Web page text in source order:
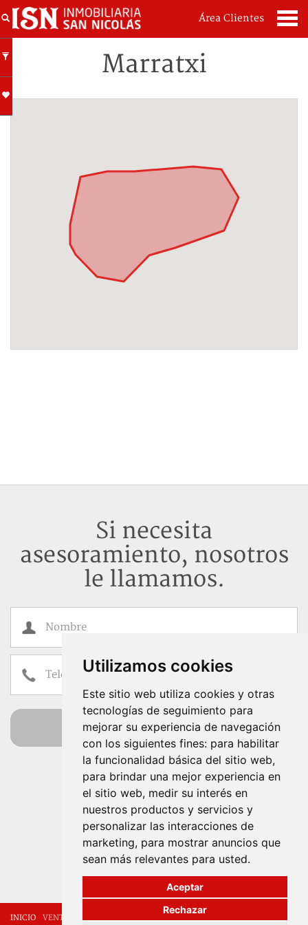
Utilizamos cookies
Este sitio web utiliza cookies y otras
tecnologías de seguimiento para
mejorar su experiencia de navegación
con los siguientes fines: para habilitar
la funcionalidad básica del sitio web,
para brindar una mejor experiencia en
el sitio web, medir su interés en
nuestros productos y servicios y
personalizar las interacciones de
marketing, para mostrar anuncios que
sean más relevantes para usted.
Aceptar
Rechazar
Área Clientes
Marratxi
Si necesita
asesoramiento, nosotros
le llamamos.
enviar
He leído y acepto lasCondiciones de uso
Propiedades en venta y
alquiler en Mallorca
Nuestra experiencia su
tranquilidad
INICIO VENTAS